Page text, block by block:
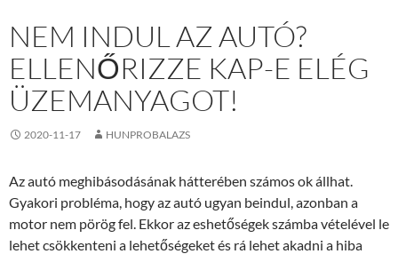
NEM INDUL AZ AUTÓ?
ELLENŐRIZZE KAP-E ELÉG
ÜZEMANYAGOT!
2020-11-17 HUNPROBALAZS
Az autó meghibásodásának hátterében számos ok állhat.
Gyakori probléma, hogy az autó ugyan beindul, azonban a
motor nem pörög fel. Ekkor az eshetőségek számba vételével le
lehet csökkenteni a lehetőségeket és rá lehet akadni a hiba